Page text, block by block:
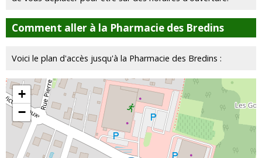
Comment aller à la Pharmacie des Bredins
Voici le plan d'accès jusqu'à la Pharmacie des Bredins :
+
−